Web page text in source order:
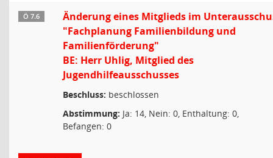
Ö 7.6
Änderung eines Mitglieds im
"Fachplanung Familienbildung und
Familienförderung"
BE: Herr Uhlig, Mitglied des
Jugendhilfeausschusses
Beschluss: beschlossen
Abstimmung: Ja: 14, Nein: 0, Enthaltung: 0,
Befangen: 0